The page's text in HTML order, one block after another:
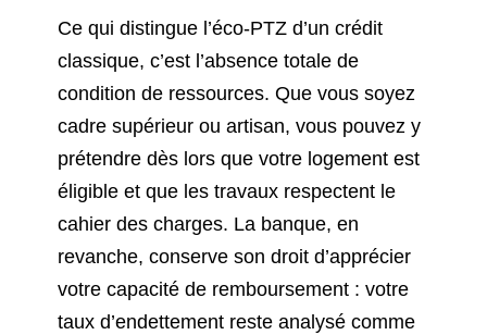
Ce qui distingue l’éco-PTZ d’un crédit
classique, c’est l’absence totale de
condition de ressources. Que vous soyez
cadre supérieur ou artisan, vous pouvez y
prétendre dès lors que votre logement est
éligible et que les travaux respectent le
cahier des charges. La banque, en
revanche, conserve son droit d’apprécier
votre capacité de remboursement : votre
taux d’endettement reste analysé comme